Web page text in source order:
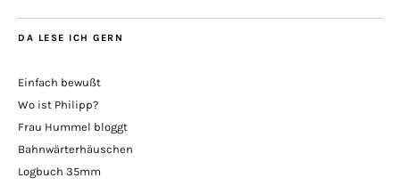
DA LESE ICH GERN
Einfach bewußt
Wo ist Philipp?
Frau Hummel bloggt
Bahnwärterhäuschen
Logbuch 35mm